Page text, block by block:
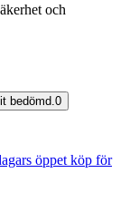
och
bedömd. 0
öppet köp för